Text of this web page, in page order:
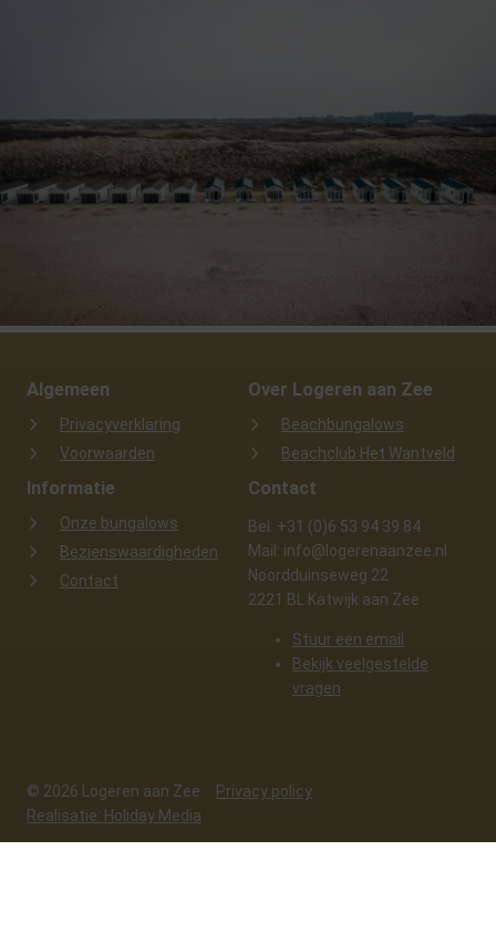
Algemeen
Privacyverklaring
Voorwaarden
Over Logeren aan Zee
Beachbungalows
Beachclub Het Wantveld
Informatie
Onze bungalows
Bezienswaardigheden
Contact
Contact
Bel: +31 (0)6 53 94 39 84
Mail: info@logerenaanzee.nl
Noordduinseweg 22
2221 BL Katwijk aan Zee
Stuur een email
Bekijk veelgestelde
vragen
© 2026 Logeren aan Zee
Privacy policy
Realisatie: Holiday Media